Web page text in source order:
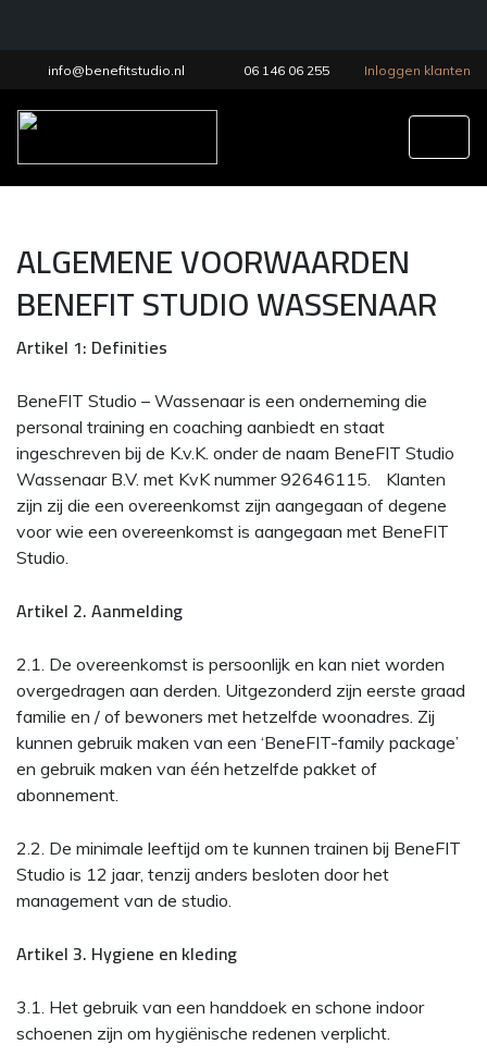
info@benefitstudio.nl 06 146 06 255 Inloggen klanten
ALGEMENE VOORWAARDEN
BENEFIT STUDIO WASSENAAR
Artikel 1: Definities
BeneFIT Studio – Wassenaar is een onderneming die
personal training en coaching aanbiedt en staat
ingeschreven bij de K.v.K. onder de naam BeneFIT Studio
Wassenaar B.V. met KvK nummer 92646115. Klanten
zijn zij die een overeenkomst zijn aangegaan of degene
voor wie een overeenkomst is aangegaan met BeneFIT
Studio.
Artikel 2. Aanmelding
2.1. De overeenkomst is persoonlijk en kan niet worden
overgedragen aan derden. Uitgezonderd zijn eerste graad
familie en / of bewoners met hetzelfde woonadres. Zij
kunnen gebruik maken van een ‘BeneFIT-family package’
en gebruik maken van één hetzelfde pakket of
abonnement.
2.2. De minimale leeftijd om te kunnen trainen bij BeneFIT
Studio is 12 jaar, tenzij anders besloten door het
management van de studio.
Artikel 3. Hygiene en kleding
3.1. Het gebruik van een handdoek en schone indoor
schoenen zijn om hygiënische redenen verplicht.